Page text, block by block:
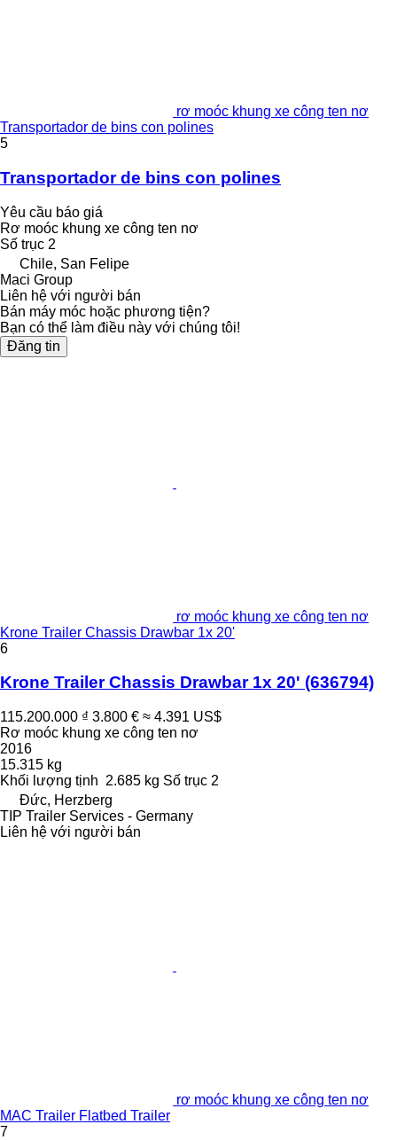
rơ moóc khung xe công ten nơ
Transportador de bins con polines
5
Transportador de bins con polines
Yêu cầu báo giá
Rơ moóc khung xe công ten nơ
Số trục 2
Chile, San Felipe
Maci Group
Liên hệ với người bán
Bán máy móc hoặc phương tiện?
Bạn có thể làm điều này với chúng tôi!
Đăng tin
rơ moóc khung xe công ten nơ
Krone Trailer Chassis Drawbar 1x 20'
6
Krone Trailer Chassis Drawbar 1x 20' (636794)
115.200.000 ₫ 3.800 € ≈ 4.391 US$
Rơ moóc khung xe công ten nơ
2016
15.315 kg
Khối lượng tịnh 2.685 kg Số trục 2
Đức, Herzberg
TIP Trailer Services - Germany
Liên hệ với người bán
rơ moóc khung xe công ten nơ
MAC Trailer Flatbed Trailer
7